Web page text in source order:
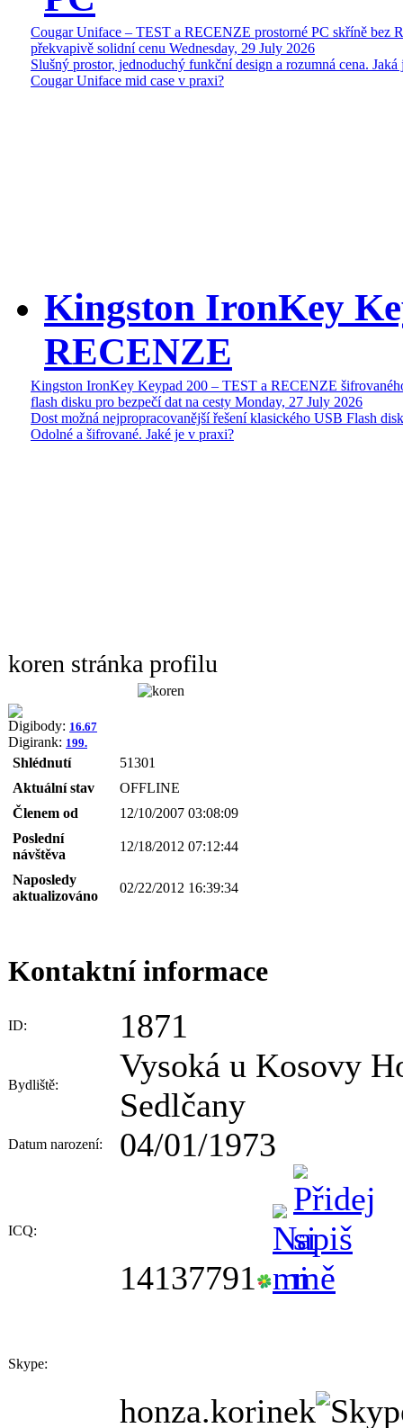
Cougar Uniface – TEST a RECENZE prostorné PC skříně bez
překvapivě solidní cenu Wednesday, 29 July 2026
Slušný prostor, jednoduchý funkční design a rozumná cena. Jaká
Cougar Uniface mid case v praxi?
Kingston IronKey
RECENZE
Kingston IronKey Keypad 200 – TEST a RECENZE
flash disku pro bezpečí dat na cesty Monday, 27 July 2026
Dost možná nejpropracovanější řešení klasického USB Flash
Odolné a šifrované. Jaké je v praxi?
koren stránka profilu
Digibody: 16.67
Digirank: 199.
Shlédnutí
51301
Aktuální stav
OFFLINE
Členem od
12/10/2007 03:08:09
Poslední
návštěva
12/18/2012 07:12:44
Naposledy
aktualizováno
02/22/2012 16:39:34
Kontaktní informace
ID: 1871
Bydliště:
Vysoká u Kosovy
Sedlčany
Datum narození: 04/01/1973
ICQ:
14137791
Skype:
honza.korinek